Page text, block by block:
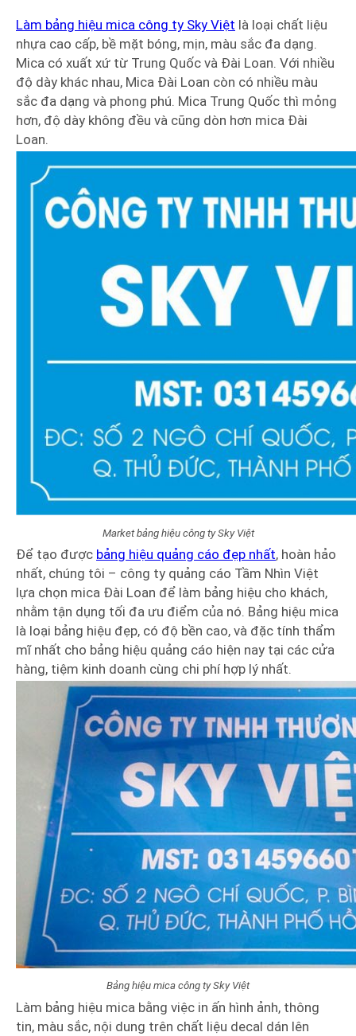
Làm bảng hiệu mica công ty Sky Việt là loại chất liệu
nhựa cao cấp, bề mặt bóng, mịn, màu sắc đa dạng.
Mica có xuất xứ từ Trung Quốc và Đài Loan. Với nhiều
độ dày khác nhau, Mica Đài Loan còn có nhiều màu
sắc đa dạng và phong phú. Mica Trung Quốc thì mỏng
hơn, độ dày không đều và cũng dòn hơn mica Đài
Loan.
Market bảng hiệu công ty Sky Việt
Để tạo được bảng hiệu quảng cáo đẹp nhất, hoàn hảo
nhất, chúng tôi – công ty quảng cáo Tầm Nhìn Việt
lựa chọn mica Đài Loan để làm bảng hiệu cho khách,
nhằm tận dụng tối đa ưu điểm của nó. Bảng hiệu mica
là loại bảng hiệu đẹp, có độ bền cao, và đặc tính thẩm
mĩ nhất cho bảng hiệu quảng cáo hiện nay tại các cửa
hàng, tiệm kinh doanh cùng chi phí hợp lý nhất.
Bảng hiệu mica công ty Sky Việt
Làm bảng hiệu mica bằng việc in ấn hình ảnh, thông
tin, màu sắc, nội dung trên chất liệu decal dán lên